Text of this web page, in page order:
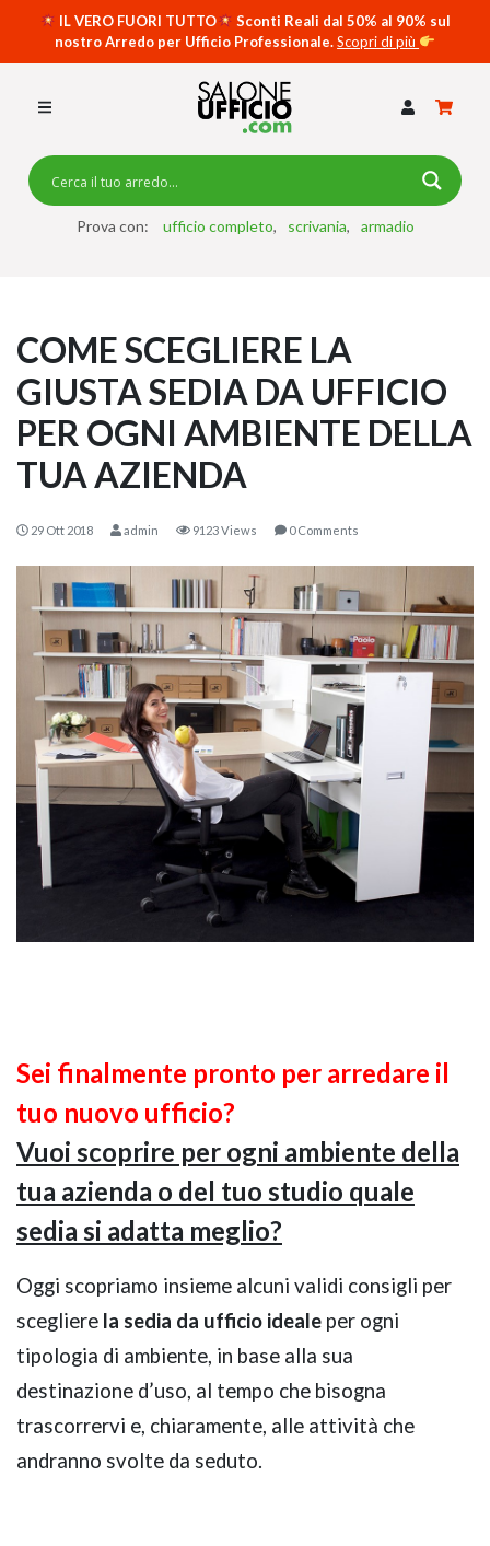
IL VERO FUORI TUTTO
Sconti Reali dal 50% al 90% sul
nostro Arredo per Ufficio Professionale.Scopri di più
Prova con: ufficio completo scrivania armadio
SWING 7020 –
KOROS –
GIANO WOOD –
SCRIVANIE SPECIAL DESK
CASSETTIERE
RECEPTION
TAVOLI RIUNIONE
COME SCEGLIERE LA
GIUSTA SEDIA DA UFFICIO
PER OGNI AMBIENTE DELLA
TUA AZIENDA
29 Ott 2018 admin 9123 Views 0 Comments
Sei finalmente pronto per arredare il
tuo nuovo ufficio?
Vuoi scoprire per ogni ambiente della
tua azienda o del tuo studio quale
sedia si adatta meglio?
Oggi scopriamo insieme alcuni validi consigli per
scegliere la sedia da ufficio ideale per ogni
tipologia di ambiente, in base alla sua
destinazione d’uso, al tempo che bisogna
trascorrervi e, chiaramente, alle attività che
andranno svolte da seduto.